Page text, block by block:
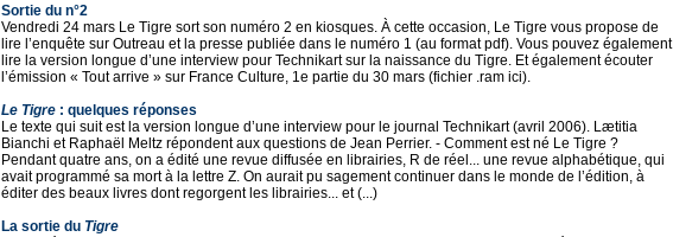
Sortie du n°2
Vendredi 24 mars Le Tigre sort son numéro 2 en kiosques. À cette occasion, Le Tigre vous propose de
lire l’enquête sur Outreau et la presse publiée dans le numéro 1 (au format pdf). Vous pouvez également
lire la version longue d’une interview pour Technikart sur la naissance du Tigre. Et également écouter
l’émission « Tout arrive » sur France Culture, 1e partie du 30 mars (fichier .ram ici).
Le Tigre : quelques réponses
Le texte qui suit est la version longue d’une interview pour le journal Technikart (avril 2006). Lætitia
Bianchi et Raphaël Meltz répondent aux questions de Jean Perrier. - Comment est né Le Tigre ?
Pendant quatre ans, on a édité une revue diffusée en librairies, R de réel... une revue alphabétique, qui
avait programmé sa mort à la lettre Z. On aurait pu sagement continuer dans le monde de l’édition, à
éditer des beaux livres dont regorgent les librairies... et (...)
La sortie du Tigre